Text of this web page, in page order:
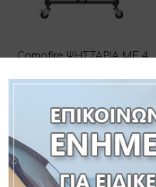
Campfire ΨΗΣΤΑΡΙΑ ΜΕ 4
ΚΑΙ LED ΔΙΑΚΟΠΤΕΣ-ΙΝΟΧ